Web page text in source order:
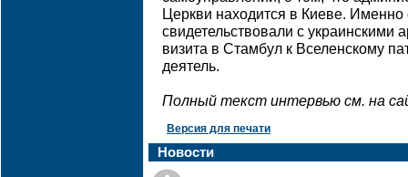
Церкви находится в Киеве.
свидетельствовали с украинскими
визита в Стамбул к Вселенскому
деятель.
Полный текст интервью см. на
Версия для печати
Новости